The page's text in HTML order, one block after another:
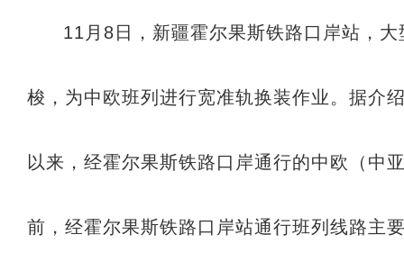
11月8日，新疆霍尔果斯铁路口岸站，
梭，为中欧班列进行宽准轨换装作业。据介
以来，经霍尔果斯铁路口岸通行的中欧（中
前，经霍尔果斯铁路口岸站通行班列线路主